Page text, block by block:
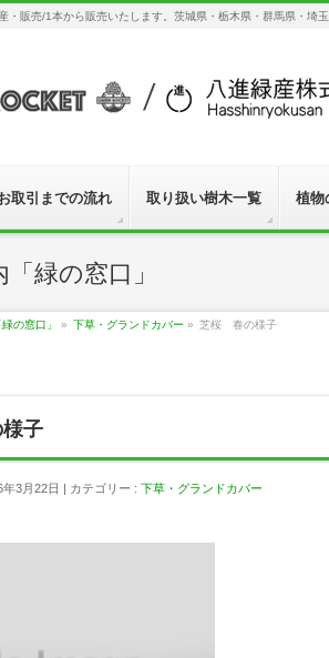
・販売/1本から販売いたします。茨城県・栃木県・群馬県・埼
取引までの流れ 取り扱い樹木一覧 植物
緑の窓口」
の窓口」 » 下草・グランドカバー » 芝桜 春の様子
子
3月22日 カテゴリー : 下草・グランドカバー